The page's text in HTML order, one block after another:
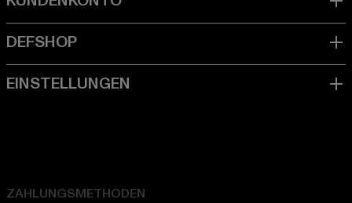
ZAHLUNGSMETHODEN